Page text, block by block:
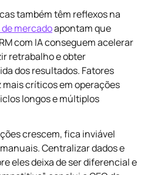
também têm reflexos na
mercadoapontam que
com IA conseguem acelerar
retrabalho e obter
dos resultados. Fatores
mais críticos em operações
longos e múltiplos
crescem, fica inviável
Centralizar dados e
eles deixa de ser diferencial e